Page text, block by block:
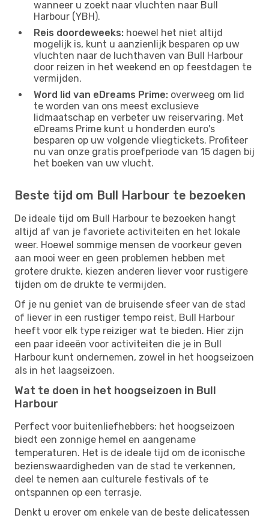
wanneer u zoekt naar vluchten naar Bull
Harbour (YBH).
Reis doordeweeks: hoewel het niet altijd
mogelijk is, kunt u aanzienlijk besparen op uw
vluchten naar de luchthaven van Bull Harbour
door reizen in het weekend en op feestdagen te
vermijden.
Word lid van eDreams Prime: overweeg om lid
te worden van ons meest exclusieve
lidmaatschap en verbeter uw reiservaring. Met
eDreams Prime kunt u honderden euro's
besparen op uw volgende vliegtickets. Profiteer
nu van onze gratis proefperiode van 15 dagen bij
het boeken van uw vlucht.
Beste tijd om Bull Harbour te bezoeken
De ideale tijd om Bull Harbour te bezoeken hangt
altijd af van je favoriete activiteiten en het lokale
weer. Hoewel sommige mensen de voorkeur geven
aan mooi weer en geen problemen hebben met
grotere drukte, kiezen anderen liever voor rustigere
tijden om de drukte te vermijden.
Of je nu geniet van de bruisende sfeer van de stad
of liever in een rustiger tempo reist, Bull Harbour
heeft voor elk type reiziger wat te bieden. Hier zijn
een paar ideeën voor activiteiten die je in Bull
Harbour kunt ondernemen, zowel in het hoogseizoen
als in het laagseizoen.
Wat te doen in het hoogseizoen in Bull
Harbour
Perfect voor buitenliefhebbers: het hoogseizoen
biedt een zonnige hemel en aangename
temperaturen. Het is de ideale tijd om de iconische
bezienswaardigheden van de stad te verkennen,
deel te nemen aan culturele festivals of te
ontspannen op een terrasje.
Denkt u erover om enkele van de beste delicatessen